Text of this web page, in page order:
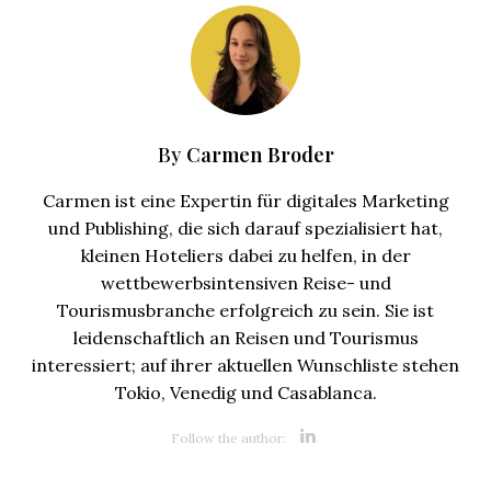
By Carmen Broder
Carmen ist eine Expertin für digitales Marketing
und Publishing, die sich darauf spezialisiert hat,
kleinen Hoteliers dabei zu helfen, in der
wettbewerbsintensiven Reise- und
Tourismusbranche erfolgreich zu sein. Sie ist
leidenschaftlich an Reisen und Tourismus
interessiert; auf ihrer aktuellen Wunschliste stehen
Tokio, Venedig und Casablanca.
Follow the author: